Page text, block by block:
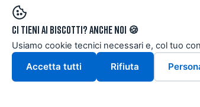
Ci tieni ai biscotti? Anche noi 🍪
Usiamo cookie tecnici necessari e, col tuo
Accetta tutti Rifiuta